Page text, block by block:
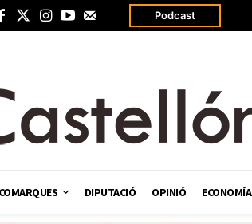
Podcast
COMARQUES DIPUTACIÓ OPINIÓ ECONOMÍA